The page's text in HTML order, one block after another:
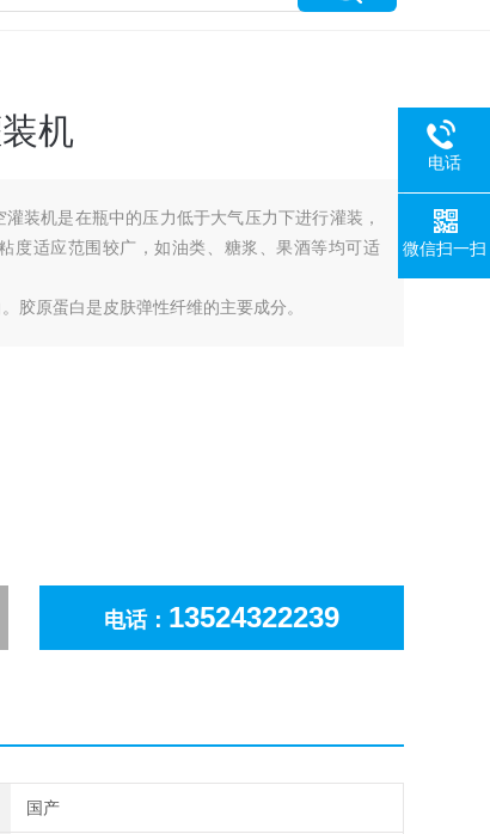
机
装机是在瓶中的压力低于大气压力下进行灌装，
度适应范围较广，如油类、糖浆、果酒等均可适
胶原蛋白是皮肤弹性纤维的主要成分。
电话： 13524322239
国产
电话
微信扫一扫